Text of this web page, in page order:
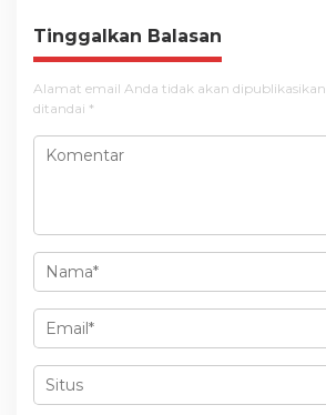
g
a
s
i
p
Tinggalkan Balasan
Alamat email Anda tidak akan dipublikasikan.
ditandai *